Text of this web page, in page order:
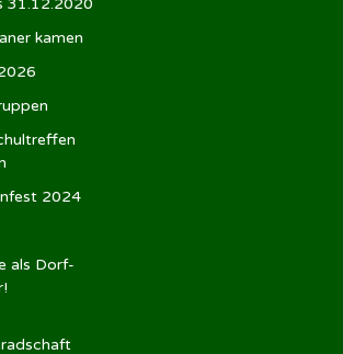
31.12.2020
kamen
2024
als Dorf-